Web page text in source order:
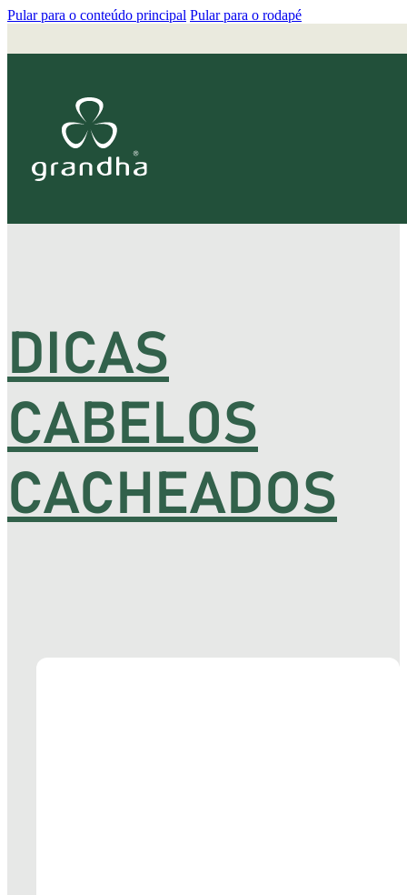
Pular para o conteúdo principal Pular para o rodapé
DICAS
CABELOS
CACHEADOS